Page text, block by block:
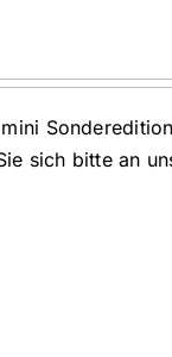
sich bitte an